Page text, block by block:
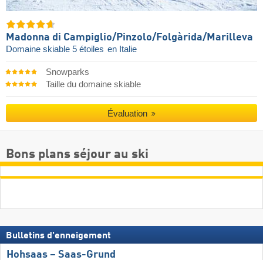
Madonna di Campiglio/​Pinzolo/​Folgàrida/​Marilleva
Domaine skiable 5 étoiles en Italie
Snowparks
Taille du domaine skiable
Évaluation
Bons plans séjour au ski
Bulletins d'enneigement
Hohsaas – Saas-Grund